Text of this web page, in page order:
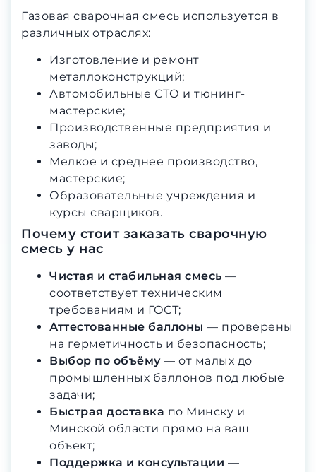
Газовая сварочная смесь используется в
различных отраслях:
Изготовление и ремонт
металлоконструкций;
Автомобильные СТО и тюнинг-
мастерские;
Производственные предприятия и
заводы;
Мелкое и среднее производство,
мастерские;
Образовательные учреждения и
курсы сварщиков.
Почему стоит заказать сварочную
смесь у нас
Чистая и стабильная смесь —
соответствует техническим
требованиям и ГОСТ;
Аттестованные баллоны — проверены
на герметичность и безопасность;
Выбор по объёму— от малых до
промышленных баллонов под любые
задачи;
Быстрая доставка по Минску и
Минской области прямо на ваш
объект;
Поддержка и консультации —